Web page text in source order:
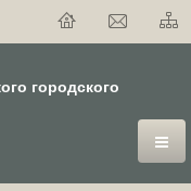
городского